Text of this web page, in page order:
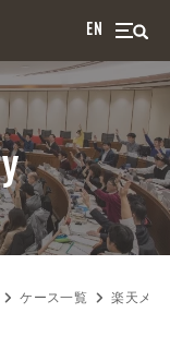
EN
ケース一覧 楽天メデ